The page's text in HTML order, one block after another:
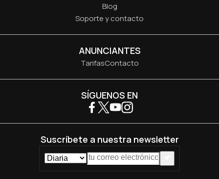
Blog
Soporte y contacto
ANUNCIANTES
TarifasContacto
SÍGUENOS EN
Suscríbete a nuestra newsletter